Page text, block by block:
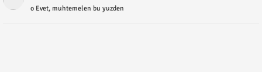
o Evet, muhtemelen bu yuzden